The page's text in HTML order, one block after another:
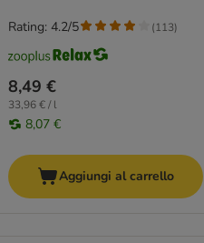
8,49 €
33,96 € / l
8,07 €
Rating: 4.2/5 (113)
Aggiungi al carrello